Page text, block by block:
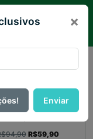
não é quem
R$59,90
×
Enviar